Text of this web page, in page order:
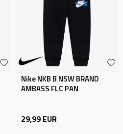
Nike NKB B NSW BRAND
AMBASS FLC PAN
29,99 EUR